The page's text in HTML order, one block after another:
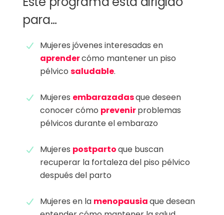
para…
Mujeres jóvenes interesadas en
aprendercómo mantener un piso
pélvico saludable.
Mujeres embarazadasque deseen
conocer cómo prevenirproblemas
pélvicos durante el embarazo
Mujeres postpartoque buscan
recuperar la fortaleza del piso pélvico
después del parto
Mujeres en la menopausiaque desean